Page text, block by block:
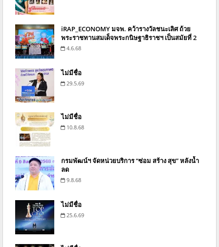
iRAP_ECONOMY มจพ. คว้ารางวัลชนะเลิศ ถ้วย
พระราชทานสมเด็จพระกนิษฐาธิราชฯ เป็นสมัยที่ 2
4.6.68
ไม่มีชื่อ
29.5.69
ไม่มีชื่อ
10.8.68
กรมพัฒน์ฯ จัดหน่วยบริการ “ซ่อม สร้าง สุข” หลังน้ำ
ลด
9.8.68
ไม่มีชื่อ
25.6.69